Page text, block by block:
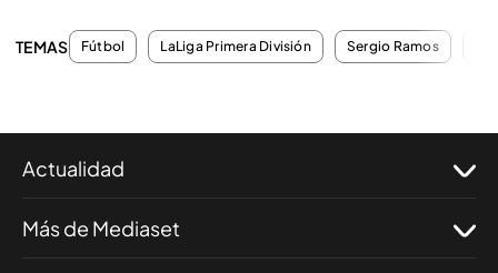
TEMAS Fútbol LaLiga Primera División Sergio Ramos
Actualidad
Más de Mediaset